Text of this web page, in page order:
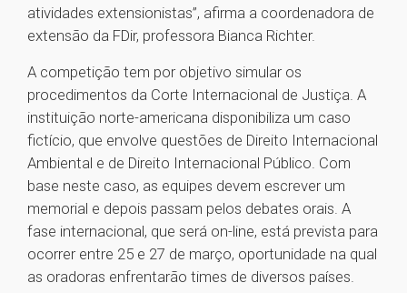
atividades extensionistas”, afirma a coordenadora de
extensão da FDir, professora Bianca Richter.
A competição tem por objetivo simular os
procedimentos da Corte Internacional de Justiça. A
instituição norte-americana disponibiliza um caso
fictício, que envolve questões de Direito Internacional
Ambiental e de Direito Internacional Público. Com
base neste caso, as equipes devem escrever um
memorial e depois passam pelos debates orais. A
fase internacional, que será on-line, está prevista para
ocorrer entre 25 e 27 de março, oportunidade na qual
as oradoras enfrentarão times de diversos países.